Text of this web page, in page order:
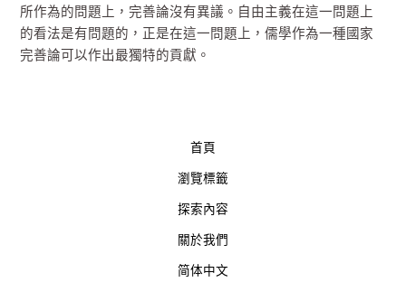
所作為的問題上，完善論沒有異議。自由主義在這一問題上
的看法是有問題的，正是在這一問題上，儒學作為一種國家
完善論可以作出最獨特的貢獻。
首頁
瀏覽標籤
探索內容
關於我們
简体中文